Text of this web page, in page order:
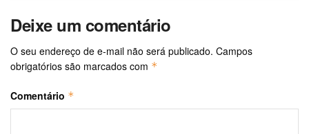
Deixe um comentário
O seu endereço de e-mail não será publicado. Campos
obrigatórios são marcados com *
Comentário *